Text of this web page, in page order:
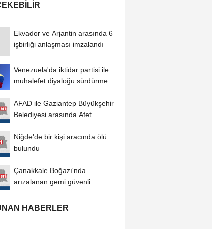
Ekvador ve Arjantin arasında 6
işbirliği anlaşması imzalandı
Venezuela'da iktidar partisi ile
muhalefet diyaloğu sürdürme
AFAD ile Gaziantep Büyükşehir
Belediyesi arasında Afet
Niğde'de bir kişi aracında ölü
bulundu
Çanakkale Boğazı'nda
arızalanan gemi güvenli
HABERLER